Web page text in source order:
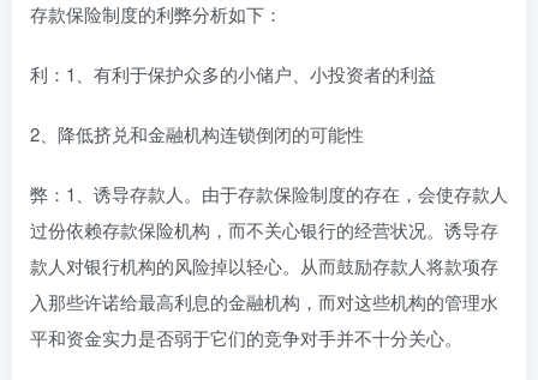
存款保险制度的利弊分析如下：
利：1、有利于保护众多的小储户、小投资者的利益
2、降低挤兑和金融机构连锁倒闭的可能性
弊：1、诱导存款人。由于存款保险制度的存在，会使存款人
过份依赖存款保险机构，而不关心银行的经营状况。诱导存
款人对银行机构的风险掉以轻心。从而鼓励存款人将款项存
入那些许诺给最高利息的金融机构，而对这些机构的管理水
平和资金实力是否弱于它们的竞争对手并不十分关心。